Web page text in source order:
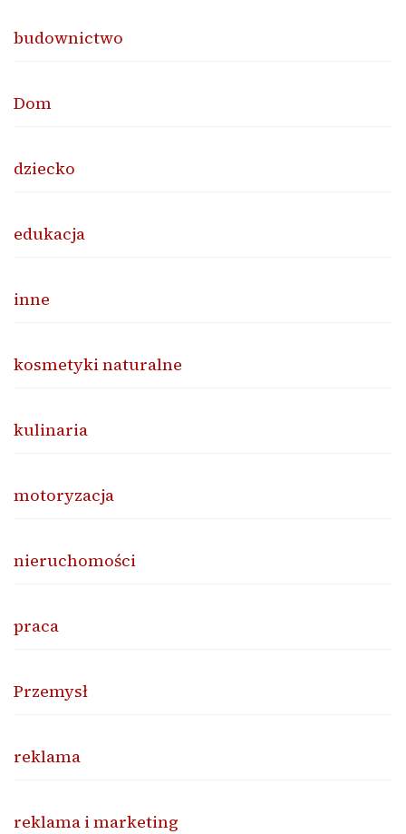
budownictwo
Dom
dziecko
edukacja
inne
kosmetyki naturalne
kulinaria
motoryzacja
nieruchomości
praca
Przemysł
reklama
reklama i marketing